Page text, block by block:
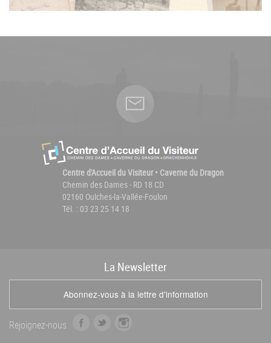
Centre d'Accueil du Visiteur • Caverne du Dragon
Chemin des Dames - RD 18 CD
02160 Oulches-la-Vallée-Foulon
Tél. : 03 23 25 14 18
La Newsletter
Abonnez-vous à la lettre d'information
Rejoignez-nous